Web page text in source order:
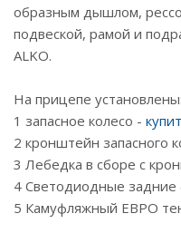
образным дышлом,
подвеской, рамой и
ALKO.
На прицепе установлены:
1 запасное колесо -
2 кронштейн запасного
3 Лебедка в сборе с
4 Светодиодные задние
5 Камуфляжный ЕВРО